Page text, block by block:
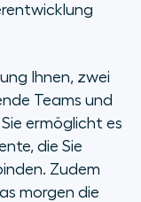
Ihnen, zwei
Teams und
ermöglicht es
die Sie
Zudem
morgen die